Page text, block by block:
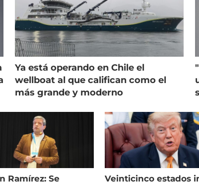
Ya está operando en Chile el
wellboat al que califican como el
más grande y moderno
Ramírez: Se
Veinticinco estados